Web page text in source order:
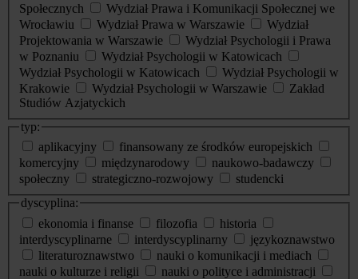
Społecznych
Wydział Prawa i Komunikacji Społecznej we
Wrocławiu
Wydział Prawa w Warszawie
Wydział
Projektowania w Warszawie
Wydział Psychologii i Prawa
w Poznaniu
Wydział Psychologii w Katowicach
Wydział Psychologii w Katowicach
Wydział Psychologii w
Krakowie
Wydział Psychologii w Warszawie
Zakład
Studiów Azjatyckich
typ:
aplikacyjny
finansowany ze środków europejskich
komercyjny
międzynarodowy
naukowo-badawczy
społeczny
strategiczno-rozwojowy
studencki
dyscyplina:
ekonomia i finanse
filozofia
historia
interdyscyplinarne
interdyscyplinarny
językoznawstwo
literaturoznawstwo
nauki o komunikacji i mediach
nauki o kulturze i religii
nauki o polityce i administracji